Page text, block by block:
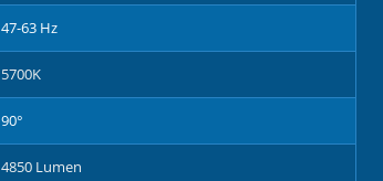
47-63 Hz
5700K
90°
4850 Lumen